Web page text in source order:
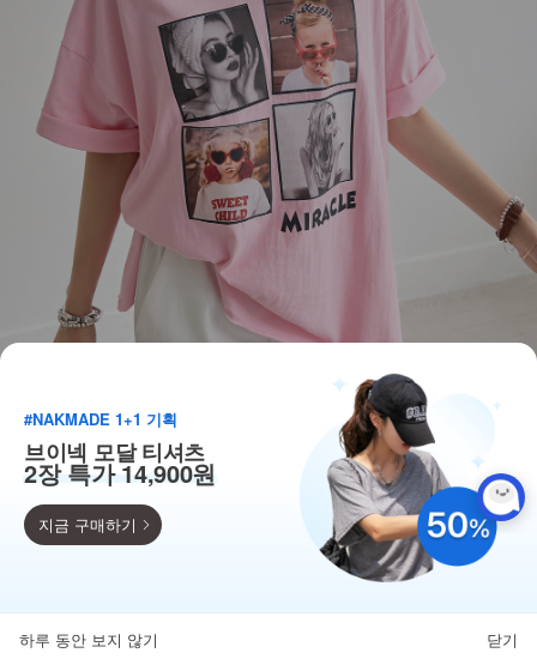
득템찬스
#NAKMADE 1+1 기획
브이넥 모달 티셔츠
2장 특가 14,900원
지금 구매하기
하루 동안 보지 않기 닫기
뒤로가기 카테고리 마이페이지